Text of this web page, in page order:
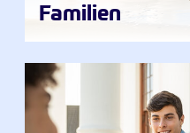
Familien